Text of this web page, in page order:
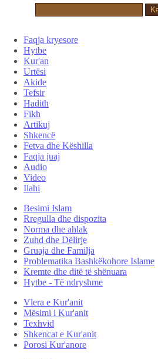
Faqja kryesore
Hytbe
Kur'an
Urtësi
Akide
Tefsir
Hadith
Fikh
Artikuj
Shkencë
Fetva dhe Këshilla
Faqja juaj
Audio
Video
Ilahi
Besimi Islam
Rregulla dhe dispozita
Norma dhe ahlak
Zuhd dhe Dëlirje
Gruaja dhe Familja
Problematika Bashkëkohore Islame
Kremte dhe ditë të shënuara
Hytbe - Të ndryshme
Vlera e Kur'anit
Mësimi i Kur'anit
Texhvid
Shkencat e Kur'anit
Porosi Kur'anore